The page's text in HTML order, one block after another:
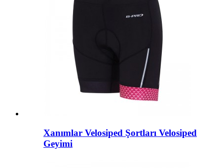
Xanımlar Velosiped Şortları Velosiped
Geyimi